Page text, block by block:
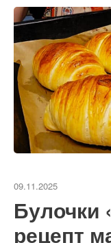
09.11.2025
Булочки
рецепт